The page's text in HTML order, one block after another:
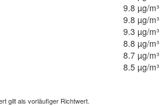
9.8 µg/m³
9.8 µg/m³
9.3 µg/m³
8.8 µg/m³
8.7 µg/m³
8.5 µg/m³
gilt als vorläufiger Richtwert.